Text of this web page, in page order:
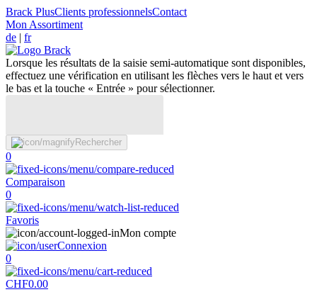
Brack PlusClients professionnelsContact
Mon Assortiment
de | fr
Lorsque les résultats de la saisie semi-automatique sont disponibles,
effectuez une vérification en utilisant les flèches vers le haut et vers
le bas et la touche « Entrée » pour sélectionner.
Rechercher
0
Comparaison
0
Favoris
Mon compte
Connexion
0
CHF0.00